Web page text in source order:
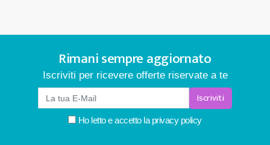
Rimani sempre aggiornato
Iscriviti per ricevere offerte riservate a te
Iscriviti
Ho letto e accetto laprivacy policy